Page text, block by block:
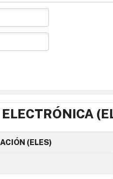
(ELES)